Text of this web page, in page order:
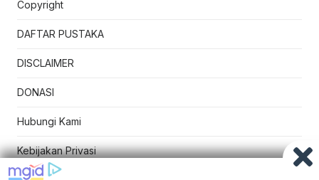
Copyright
DAFTAR PUSTAKA
DISCLAIMER
DONASI
Hubungi Kami
Kebijakan Privasi